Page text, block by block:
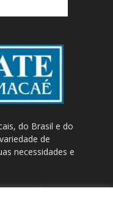
do Brasil e do
de
necessidades e
/